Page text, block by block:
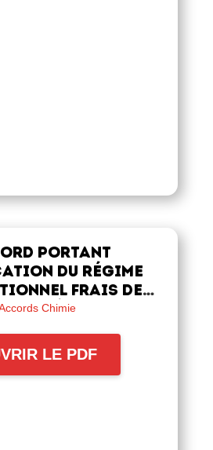
portant
du régime
frais de
santé
Chimie
LE PDF